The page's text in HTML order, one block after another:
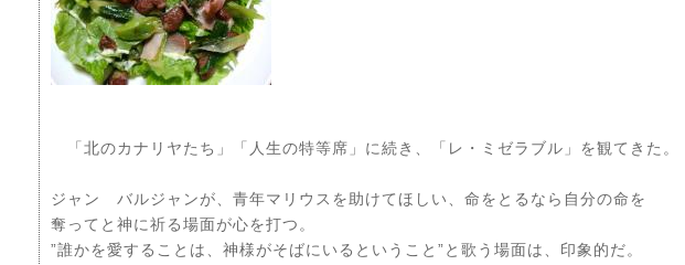
「北のカナリヤたち」「人生の特等席」に続き、「レ・ミゼラブル」を観てきた。
ジャン バルジャンが、青年マリウスを助けてほしい、命をとるなら自分の命を
奪ってと神に祈る場面が心を打つ。
”誰かを愛することは、神様がそばにいるということ”と歌う場面は、印象的だ。